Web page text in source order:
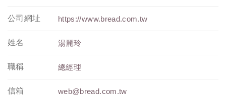
姓名 湯麗玲
職稱 總經理
信箱 web@bread.com.tw
公司網址 https://www.bread.com.tw